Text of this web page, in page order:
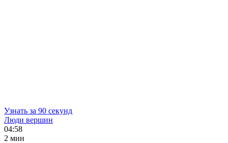
Узнать за 90 секунд
Люди вершин
04:58
2 мин